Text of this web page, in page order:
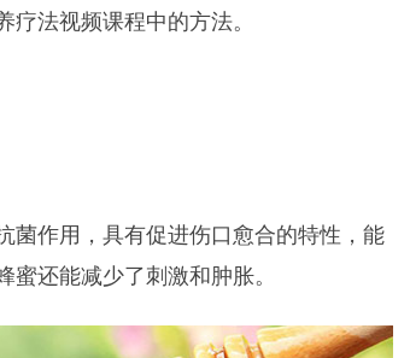
法视频课程中的方法。
菌作用，具有促进伤口愈合的特性，能
还能减少了刺激和肿胀。